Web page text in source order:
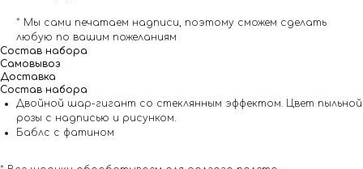
* Мы сами печатаем надписи, поэтому сможем сделать
любую по вашим пожеланиям
Состав набора
Самовывоз
Доставка
Состав набора
Двойной шар-гигант со стеклянным эффектом. Цвет пыльной
розы с надписью и рисунком.
Баблс с фатином